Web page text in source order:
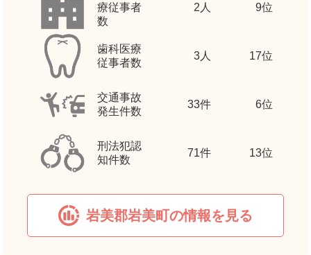
療従事者
数
2 人 9位
歯科医療
従事者数
3人 17位
交通事故
発生件数
33件 6位
刑法犯認
知件数
71件 13位
岩美郡岩美町の情報を見る